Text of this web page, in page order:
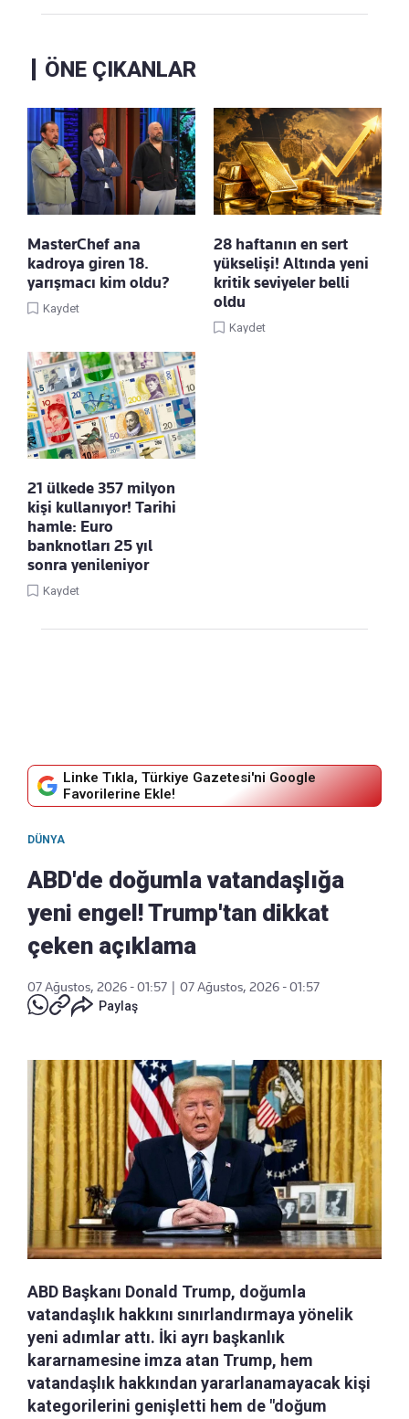
ÖNE ÇIKANLAR
MasterChef ana
kadroya giren 18.
yarışmacı kim oldu?
Kaydet
28 haftanın en sert
yükselişi! Altında yeni
kritik seviyeler belli
oldu
Kaydet
21 ülkede 357 milyon
kişi kullanıyor! Tarihi
hamle: Euro
banknotları 25 yıl
sonra yenileniyor
Kaydet
Linke Tıkla, Türkiye Gazetesi'ni Google
Favorilerine Ekle!
DÜNYA
ABD'de doğumla vatandaşlığa
yeni engel! Trump'tan dikkat
çeken açıklama
07 Ağustos, 2026 - 01:57
07 Ağustos, 2026 - 01:57
Paylaş
ABD Başkanı Donald Trump, doğumla
vatandaşlık hakkını sınırlandırmaya yönelik
yeni adımlar attı. İki ayrı başkanlık
kararnamesine imza atan Trump, hem
vatandaşlık hakkından yararlanamayacak kişi
kategorilerini genişletti hem de "doğum